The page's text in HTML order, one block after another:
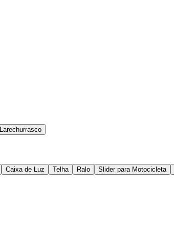
Larechurrasco
Caixa de Luz Telha Ralo Slider para Motocicleta